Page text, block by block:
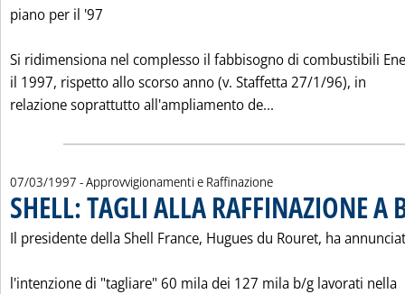
piano per il '97
Si ridimensiona nel complesso il fabbisogno di combustibili
il 1997, rispetto allo scorso anno (v. Staffetta 27/1/96), in
relazione soprattutto all'ampliamento de...
07/03/1997 - Approvvigionamenti e Raffinazione
SHELL: TAGLI ALLA RAFFINAZIONE A
Il presidente della Shell France, Hugues du Rouret, ha
l'intenzione di "tagliare" 60 mila dei 127 mila b/g lavorati nella